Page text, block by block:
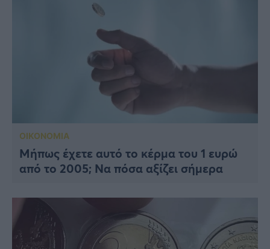
ΟΙΚΟΝΟΜΙΑ
Μήπως έχετε αυτό το κέρμα του 1 ευρώ
από το 2005; Να πόσα αξίζει σήμερα